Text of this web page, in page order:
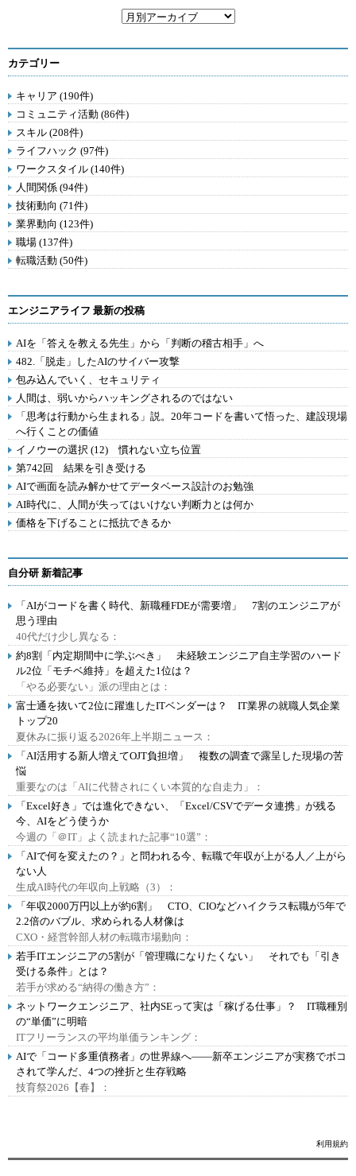
カテゴリー
キャリア (190件)
コミュニティ活動 (86件)
スキル (208件)
ライフハック (97件)
ワークスタイル (140件)
人間関係 (94件)
技術動向 (71件)
業界動向 (123件)
職場 (137件)
転職活動 (50件)
エンジニアライフ 最新の投稿
AIを「答えを教える先生」から「判断の稽古相手」へ
482.「脱走」したAIのサイバー攻撃
包み込んでいく、セキュリティ
人間は、弱いからハッキングされるのではない
「思考は行動から生まれる」説。20年コードを書いて悟った、建設現場
へ行くことの価値
イノウーの選択 (12) 慣れない立ち位置
第742回 結果を引き受ける
AIで画面を読み解かせてデータベース設計のお勉強
AI時代に、人間が失ってはいけない判断力とは何か
価格を下げることに抵抗できるか
自分研 新着記事
「AIがコードを書く時代、新職種FDEが需要増」 7割のエンジニアが
思う理由
40代だけ少し異なる：
約8割「内定期間中に学ぶべき」 未経験エンジニア自主学習のハード
ル2位「モチベ維持」を超えた1位は？
「やる必要ない」派の理由とは：
富士通を抜いて2位に躍進したITベンダーは？ IT業界の就職人気企業
トップ20
夏休みに振り返る2026年上半期ニュース：
「AI活用する新人増えてOJT負担増」 複数の調査で露呈した現場の苦
悩
重要なのは「AIに代替されにくい本質的な自走力」：
「Excel好き」では進化できない、「Excel/CSVでデータ連携」が残る
今、AIをどう使うか
今週の「＠IT」よく読まれた記事“10選”：
「AIで何を変えたの？」と問われる今、転職で年収が上がる人／上がら
ない人
生成AI時代の年収向上戦略（3）：
「年収2000万円以上が約6割」 CTO、CIOなどハイクラス転職が5年で
2.2倍のバブル、求められる人材像は
CXO・経営幹部人材の転職市場動向：
若手ITエンジニアの5割が「管理職になりたくない」 それでも「引き
受ける条件」とは？
若手が求める“納得の働き方”：
ネットワークエンジニア、社内SEって実は「稼げる仕事」？ IT職種別
の“単価”に明暗
ITフリーランスの平均単価ランキング：
AIで「コード多重債務者」の世界線へ――新卒エンジニアが実務でボコ
されて学んだ、4つの挫折と生存戦略
技育祭2026【春】：
利用規約